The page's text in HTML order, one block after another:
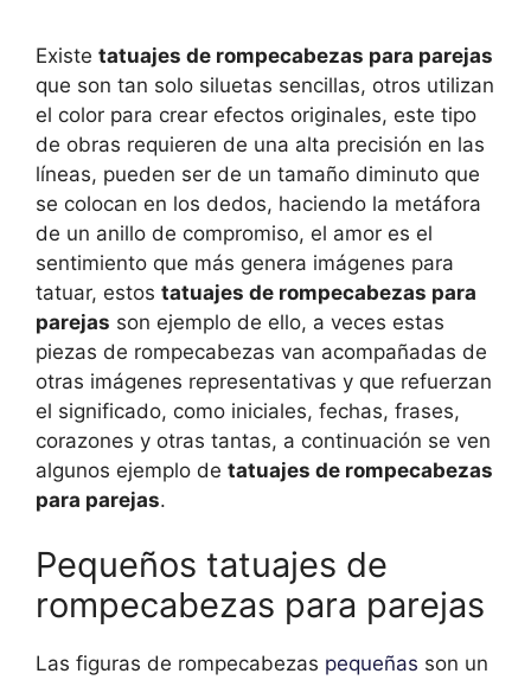
Existe tatuajes de rompecabezas para parejas
que son tan solo siluetas sencillas, otros utilizan
el color para crear efectos originales, este tipo
de obras requieren de una alta precisión en las
líneas, pueden ser de un tamaño diminuto que
se colocan en los dedos, haciendo la metáfora
de un anillo de compromiso, el amor es el
sentimiento que más genera imágenes para
tatuar, estos tatuajes de rompecabezas para
parejas son ejemplo de ello, a veces estas
piezas de rompecabezas van acompañadas de
otras imágenes representativas y que refuerzan
el significado, como iniciales, fechas, frases,
corazones y otras tantas, a continuación se ven
algunos ejemplo de tatuajes de rompecabezas
para parejas.
Pequeños tatuajes de
rompecabezas para parejas
Las figuras de rompecabezas pequeñas son un